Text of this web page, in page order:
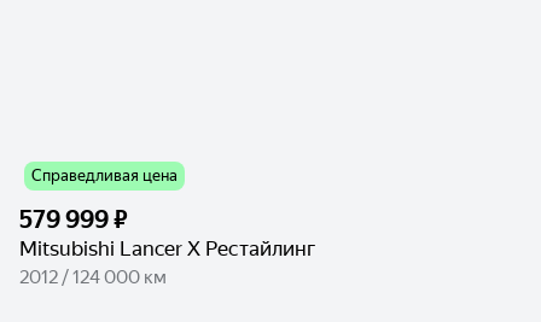
Справедливая цена
579 999 ₽
Mitsubishi Lancer X Рестайлинг
2012 / 124 000 км